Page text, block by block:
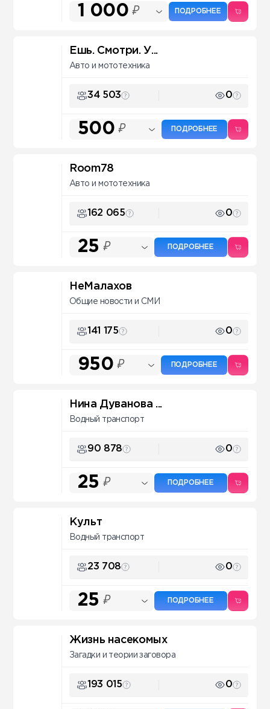
1 000 ₽ ПОДРОБНЕЕ
Ешь. Смотри. У...
Авто и мототехника
34 503 0
500 ₽ ПОДРОБНЕЕ
Room78
Авто и мототехника
162 065 0
25 ₽ ПОДРОБНЕЕ
НеМалахов
Общие новости и СМИ
141 175 0
950 ₽ ПОДРОБНЕЕ
Нина Дуванова ...
Водный транспорт
90 878 0
25 ₽ ПОДРОБНЕЕ
Культ
Водный транспорт
23 708 0
25 ₽ ПОДРОБНЕЕ
Жизнь насекомых
Загадки и теории заговора
193 015 0